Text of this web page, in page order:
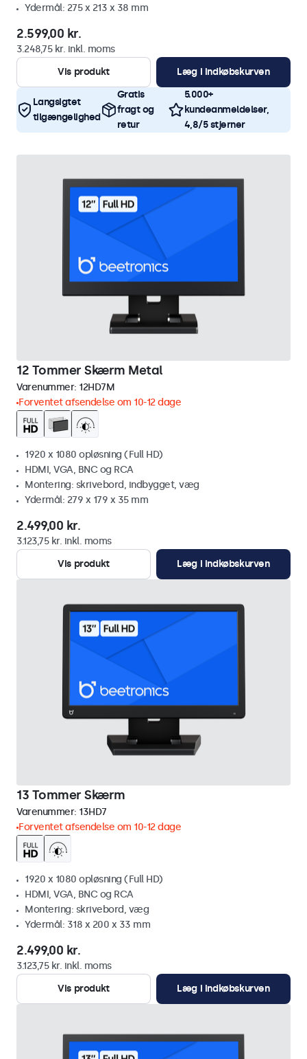
Ydermål: 275 x 213 x 38 mm
2.599,00 kr.
3.248,75 kr. inkl. moms
Vis produkt
Læg i indkøbskurven
Langsigtet
tilgængelighed
Gratis
fragt og
retur
5.000+
kundeanmeldelser,
4,8/5 stjerner
12 Tommer Skærm Metal
Varenummer: 12HD7M
Forventet afsendelse om 10-12 dage
1920 x 1080 opløsning (Full HD)
HDMI, VGA, BNC og RCA
Montering: skrivebord, indbygget, væg
Ydermål: 279 x 179 x 35 mm
2.499,00 kr.
3.123,75 kr. inkl. moms
Vis produkt
Læg i indkøbskurven
13 Tommer Skærm
Varenummer: 13HD7
Forventet afsendelse om 10-12 dage
1920 x 1080 opløsning (Full HD)
HDMI, VGA, BNC og RCA
Montering: skrivebord, væg
Ydermål: 318 x 200 x 33 mm
2.499,00 kr.
3.123,75 kr. inkl. moms
Vis produkt
Læg i indkøbskurven